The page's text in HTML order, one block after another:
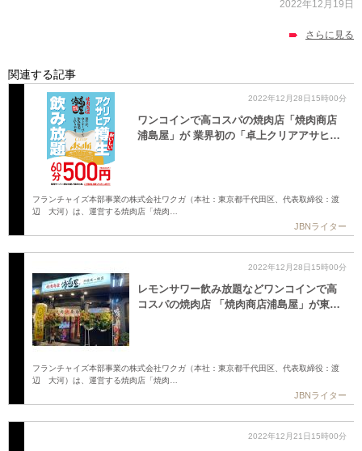
2022年12月19日
さらに見る
関連する記事
2022年12月28日15時00分
ワンコインで高コスパの焼肉店「焼肉商店
浦島屋」が 業界初の「卓上クリアアサヒ…
フランチャイズ本部事業の株式会社ワクガ（本社：東京都千代田区、代表取締役：渡
辺 大河）は、運営する焼肉店「焼肉…
JBNライター
2022年12月28日15時00分
レモンサワー飲み放題などワンコインで高
コスパの焼肉店 「焼肉商店浦島屋」が東…
フランチャイズ本部事業の株式会社ワクガ（本社：東京都千代田区、代表取締役：渡
辺 大河）は、運営する焼肉店「焼肉…
JBNライター
2022年12月21日15時00分